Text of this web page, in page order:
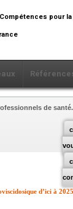
pour
de santé.
d’ici à